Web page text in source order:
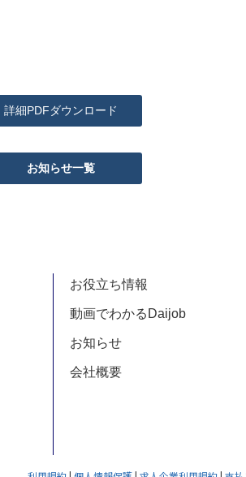
詳細PDFダウンロード
お知らせ一覧
お役立ち情報
動画でわかるDaijob
お知らせ
会社概要